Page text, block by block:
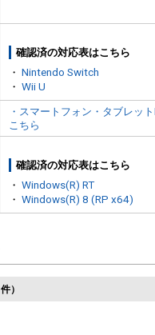
確認済の対応表はこちら
・Nintendo Switch
・Wii U
・スマートフォン・タブレッ
こちら
確認済の対応表はこちら
・Windows(R) RT
・Windows(R) 8 (RP x64)
件）